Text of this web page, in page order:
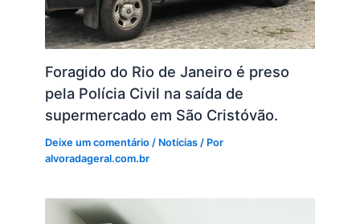
Foragido do Rio de Janeiro é preso
pela Polícia Civil na saída de
supermercado em São Cristóvão.
Deixe um comentário / Notícias / Por
alvoradageral.com.br